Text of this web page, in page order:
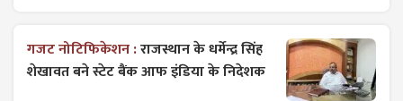
गजट ​नोटिफिकेशन :राजस्थान के धर्मेन्द्र सिंह
शेखावत बने स्टेट बैंक आफ इंडिया के निदेशक